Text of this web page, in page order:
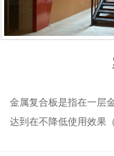
金属复合板是指在一层
达到在不降低使用效果